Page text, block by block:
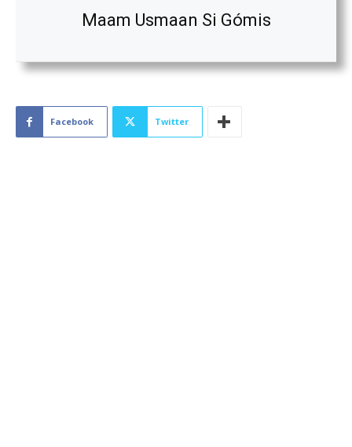
Maam Usmaan Si Gómis
Facebook Twitter